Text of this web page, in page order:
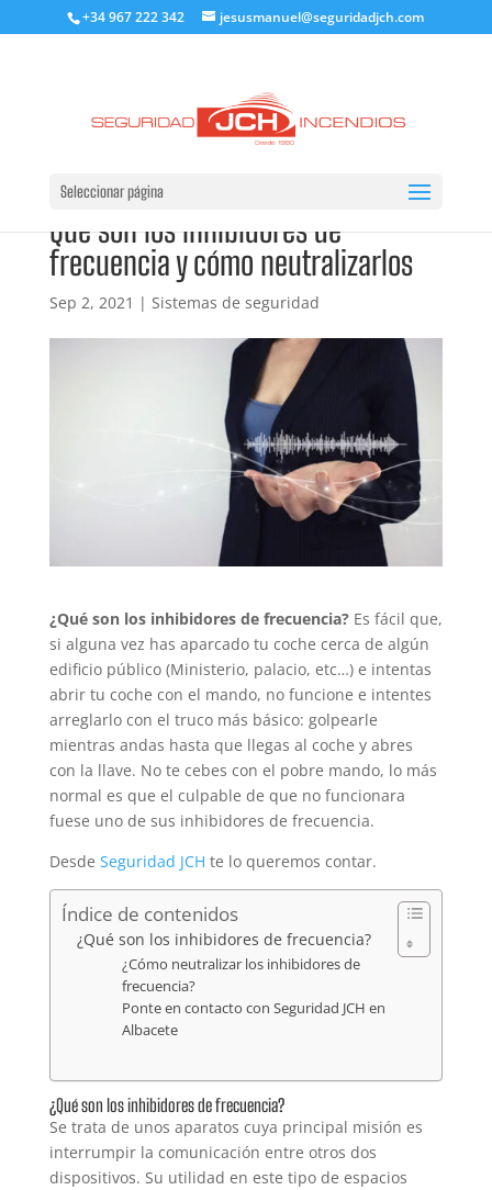
+34 967 222 342 jesusmanuel@seguridadjch.com
Seleccionar página
Qué son los inhibidores de
frecuencia y cómo neutralizarlos
Sep 2, 2021 | Sistemas de seguridad
¿Qué son los inhibidores de frecuencia?Es fácil que,
si alguna vez has aparcado tu coche cerca de algún
edificio público (Ministerio, palacio, etc…) e intentas
abrir tu coche con el mando, no funcione e intentes
arreglarlo con el truco más básico: golpearle
mientras andas hasta que llegas al coche y abres
con la llave. No te cebes con el pobre mando, lo más
normal es que el culpable de que no funcionara
fuese uno de sus inhibidores de frecuencia.
Desde Seguridad JCH te lo queremos contar.
Índice de contenidos
¿Qué son los inhibidores de frecuencia?
¿Cómo neutralizar los inhibidores de
frecuencia?
Ponte en contacto con Seguridad JCH en
Albacete
¿Qué son los inhibidores de frecuencia?
Se trata de unos aparatos cuya principal misión es
interrumpir la comunicación entre otros dos
dispositivos. Su utilidad en este tipo de espacios